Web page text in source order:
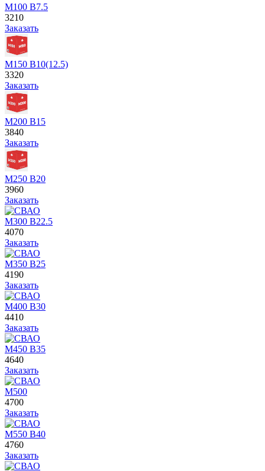
М100 В7.5
3210
Заказать
М150 В10(12.5)
3320
Заказать
М200 В15
3840
Заказать
М250 В20
3960
Заказать
М300 В22.5
4070
Заказать
М350 В25
4190
Заказать
М400 В30
4410
Заказать
М450 В35
4640
Заказать
М500
4700
Заказать
М550 В40
4760
Заказать